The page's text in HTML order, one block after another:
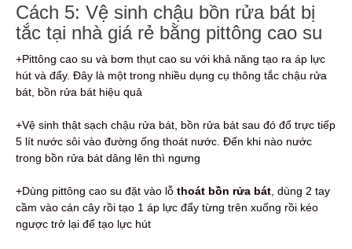
Cách 5: Vệ sinh chậu bồn rửa bát bị
tắc tại nhà giá rẻ bằng pittông cao su
+Pittông cao su và bơm thụt cao su với khả năng tạo ra áp lực
hút và đẩy. Đây là một trong nhiều dụng cụ thông tắc chậu rửa
bát, bồn rửa bát hiệu quả
+Vệ sinh thật sạch chậu rửa bát, bồn rửa bát sau đó đổ trực tiếp
5 lít nước sôi vào đường ống thoát nước. Đến khi nào nước
trong bồn rửa bát dâng lên thì ngưng
+Dùng pittông cao su đặt vào lỗ thoát bồn rửa bát , dùng 2 tay
cầm vào cán cây rồi tạo 1 áp lực đẩy từng trên xuống rồi kéo
ngược trở lại để tạo lực hút